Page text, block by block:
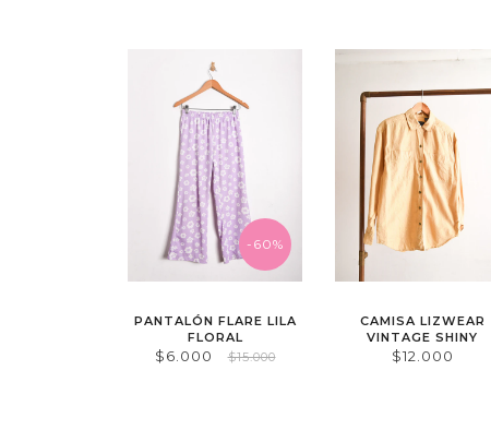
-60%
PANTALÓN FLARE LILA
FLORAL
$6.000 $15.000
CAMISA LIZWEAR
VINTAGE SHINY
$12.000